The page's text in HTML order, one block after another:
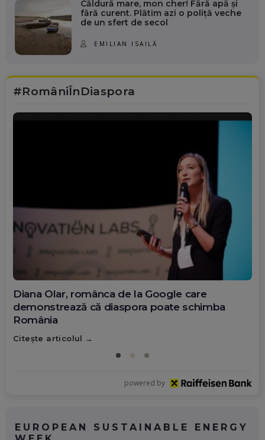
Căldură mare, mon cher! Fără apă și
fără curent. Plătim azi o poliță veche
de un sfert de secol
EMILIAN ISAILĂ
#RomâniÎnDiaspora
Diana Olar, românca de la Google care
demonstrează că diaspora poate schimba
România
Citește articolul
powered by
EUROPEAN SUSTAINABLE ENERGY